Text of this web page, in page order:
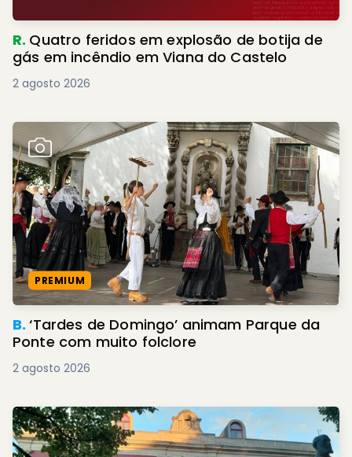
R. Quatro feridos em explosão de botija de
gás em incêndio em Viana do Castelo
2 agosto 2026
PREMIUM
B.‘Tardes de Domingo’ animam Parque da
Ponte com muito folclore
2 agosto 2026